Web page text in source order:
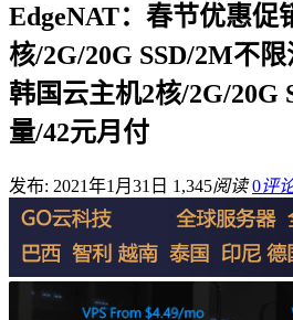
EdgeNAT：春节优惠促
核/2G/20G SSD/2M不限
韩国云主机2核/2G/20G
量/42元月付
发布: 2021年1月31日 1,345阅读 0评